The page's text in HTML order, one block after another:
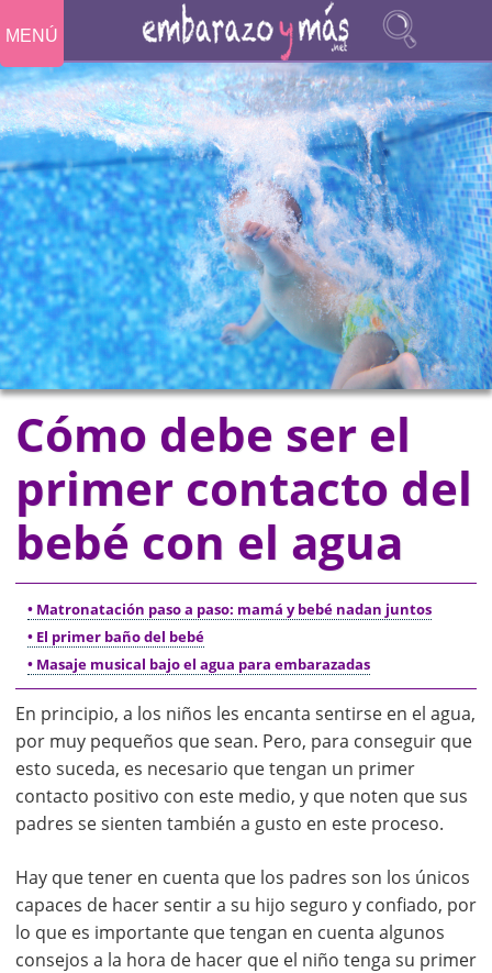
MENÚ
Cómo debe ser el
primer contacto del
bebé con el agua
• Matronatación paso a paso: mamá y bebé nadan juntos
• El primer baño del bebé
• Masaje musical bajo el agua para embarazadas
En principio, a los niños les encanta sentirse en el agua,
por muy pequeños que sean. Pero, para conseguir que
esto suceda, es necesario que tengan un primer
contacto positivo con este medio, y que noten que sus
padres se sienten también a gusto en este proceso.
Hay que tener en cuenta que los padres son los únicos
capaces de hacer sentir a su hijo seguro y confiado, por
lo que es importante que tengan en cuenta algunos
consejos a la hora de hacer que el niño tenga su primer